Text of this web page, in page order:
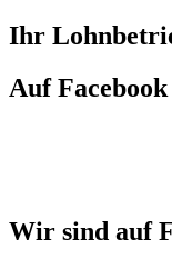
Ihr
Auf
Wir sind auf